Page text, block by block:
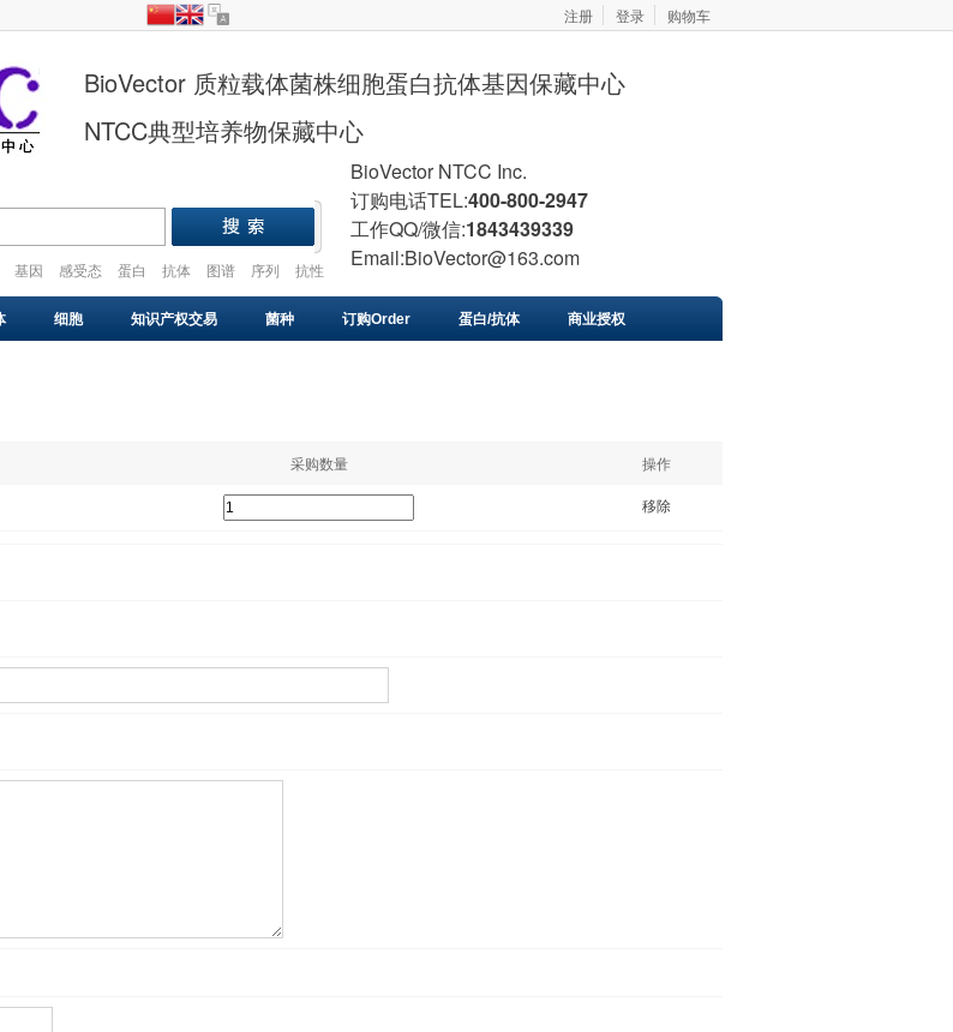
注册 登录 购物车
BioVector 质粒载体菌株细胞蛋白抗体基因保藏中心
NTCC典型培养物保藏中心
基因 感受态 蛋白 抗体 图谱 序列
抗性
BioVector NTCC Inc.
订购电话TEL:400-800-2947
工作QQ/微信:1843439339
Email:BioVector@163.com
细胞 知识产权交易 菌种 订购Order 蛋白/抗体 商业授权
采购数量 操作
移除